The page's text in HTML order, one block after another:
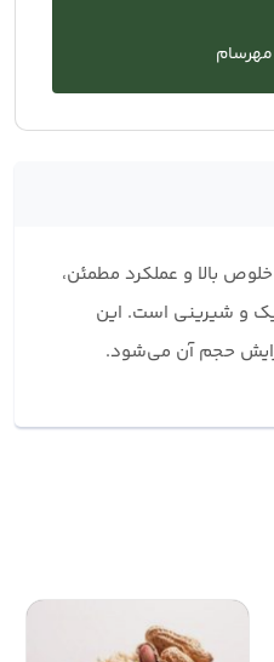
بالا و عملکرد مطمئن،
و شیرینی است. این
حجم آن می‌شود.